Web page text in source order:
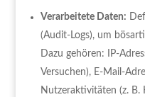
Verarbeitete Daten:
(Audit-Logs), um
Dazu gehören: IP-
Versuchen), E-Mail-
Nutzeraktivitäten (z. B.